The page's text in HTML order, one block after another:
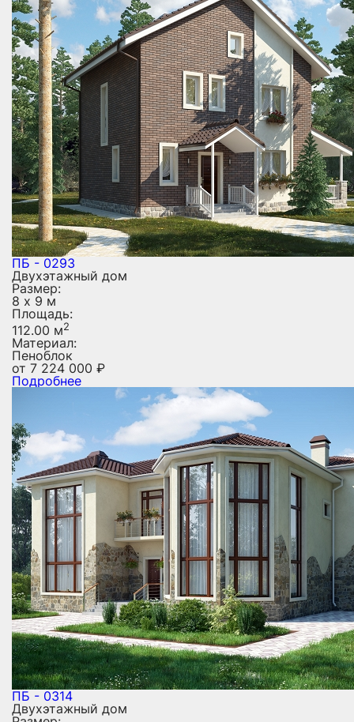
ПБ - 0293
Двухэтажный дом
Размер:
8 х 9 м
Площадь:
112.00 м2
Материал:
Пеноблок
от 7 224 000 ₽
Подробнее
ПБ - 0314
Двухэтажный дом